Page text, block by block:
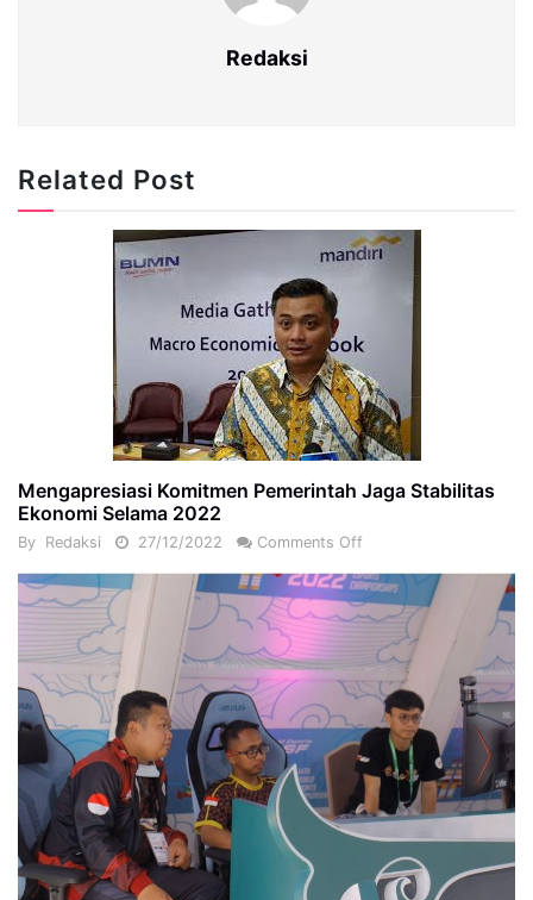
Redaksi
Related Post
Mengapresiasi Komitmen Pemerintah Jaga Stabilitas
Ekonomi Selama 2022
By Redaksi 27/12/2022 Comments Off